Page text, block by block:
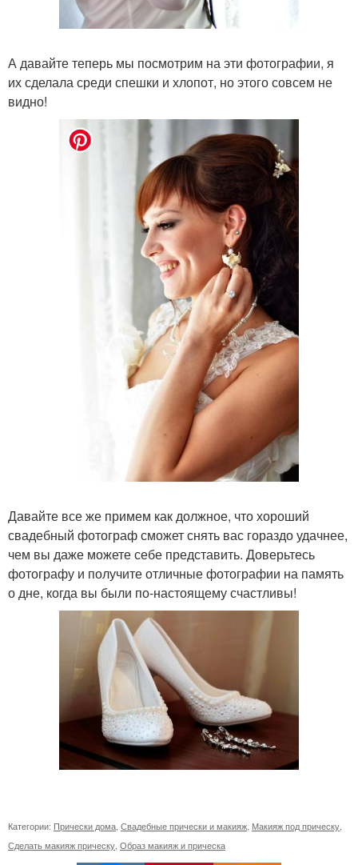
А давайте теперь мы посмотрим на эти фотографии, я
их сделала среди спешки и хлопот, но этого совсем не
видно!
Давайте все же примем как должное, что хороший
свадебный фотограф сможет снять вас гораздо удачнее,
чем вы даже можете себе представить. Доверьтесь
фотографу и получите отличные фотографии на память
о дне, когда вы были по-настоящему счастливы!
Категории: Прически дома Свадебные прически и макияж Макияж под прическу
Сделать макияж прическу Образ макияж и прическа